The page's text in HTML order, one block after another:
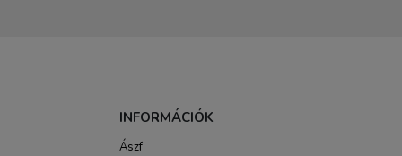
INFORMÁCIÓK
Ászf